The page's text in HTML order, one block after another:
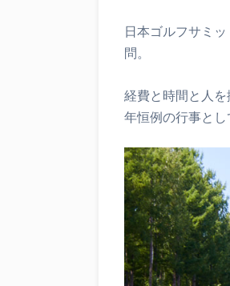
日本ゴルフサミ
問。
経費と時間と人
年恒例の行事とし